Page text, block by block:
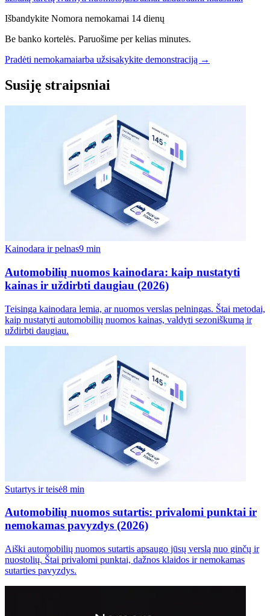
Išbandykite Nomora nemokamai 14 dienų
Be banko kortelės. Paruošime per kelias minutes.
Pradėti nemokamaiarba užsisakykite demonstraciją →
Susiję straipsniai
Kainodara ir pelnas9 min
Automobilių nuomos kainodara: kaip nustatyti
kainas ir uždirbti daugiau (2026)
Teisinga kainodara lemia, ar nuomos verslas pelningas. Štai metodai,
kaip nustatyti automobilių nuomos kainas, valdyti sezoniškumą ir
uždirbti daugiau.
Sutartys ir teisė8 min
Automobilių nuomos sutartis: privalomi punktai ir
nemokamas pavyzdys (2026)
Aiški automobilių nuomos sutartis apsaugo jūsų verslą nuo ginčų ir
nuostolių. Štai privalomi punktai, dažnos klaidos ir nemokamas
sutarties pavyzdys.